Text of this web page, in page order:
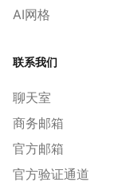
AI网格
联系我们
聊天室
商务邮箱
官方邮箱
官方验证通道